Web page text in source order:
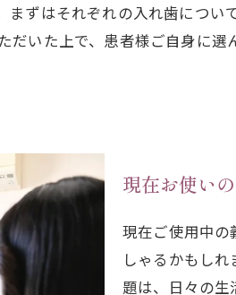
まずはそれぞれの入れ歯につい
だいた上で、患者様ご自身に選
現在お使い
現在ご使用中
しゃるかもし
題は、日々の